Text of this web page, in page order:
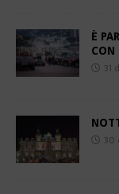
È
CON
31
30